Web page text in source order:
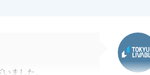
ました。